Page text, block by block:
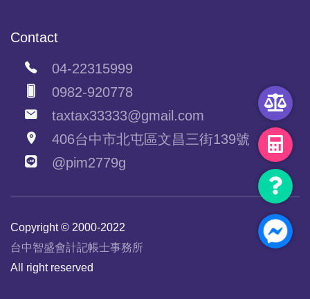
Contact
04-22315999
0982-920778
taxtax33333@gmail.com
406台中市北屯區文昌三街139號
@pim2779g
Copyright © 2000-2022
台中智盛會計記帳士事務所
All right reserved